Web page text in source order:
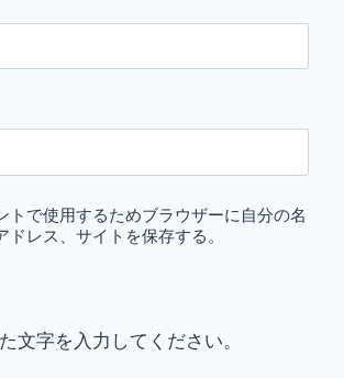
トで使用するためブラウザーに自分の名
ドレス、サイトを保存する。
文字を入力してください。